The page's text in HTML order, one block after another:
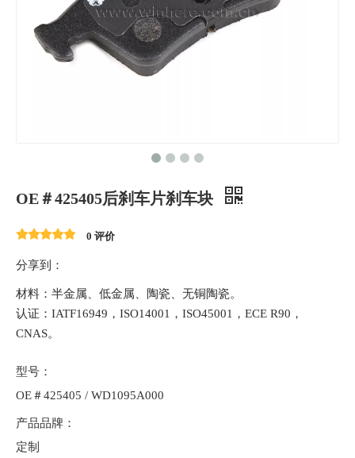
OE＃425405后刹车片刹车块
0 评价
分享到：
材料：半金属、低金属、陶瓷、无铜陶瓷。
认证：IATF16949，ISO14001，ISO45001，ECE R90，
CNAS。
型号：
OE＃425405 / WD1095A000
产品品牌：
定制